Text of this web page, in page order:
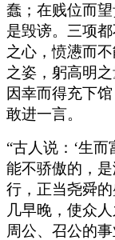
蠢；在贱位而
是毁谤。三项
之心，愤懑而
之姿，躬高明
因幸而得充下
敢进一言。
“古人说：‘生
能不骄傲的，
行，正当尧舜
几早晚，使众
周公、召公的